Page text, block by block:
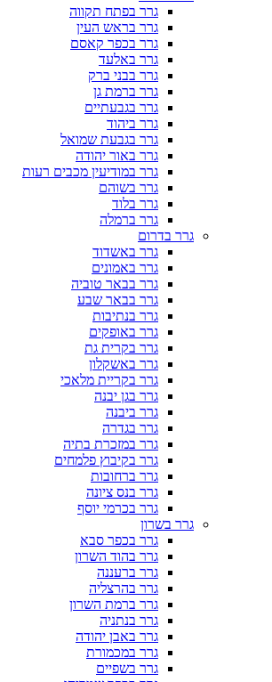
גרר בפתח תקווה
גרר בראש העין
גרר בכפר קאסם
גרר באלעד
גרר בבני ברק
גרר ברמת גן
גרר בגבעתיים
גרר ביהוד
גרר בגבעת שמואל
גרר באור יהודה
גרר במודיעין מכבים רעות
גרר בשוהם
גרר בלוד
גרר ברמלה
גרר בדרום
גרר באשדוד
גרר באמונים
גרר בבאר טוביה
גרר בבאר שבע
גרר בנתיבות
גרר באופקים
גרר בקרית גת
גרר באשקלון
גרר בקריית מלאכי
גרר בגן יבנה
גרר ביבנה
גרר בגדרה
גרר במזכרת בתיה
גרר בקיבוץ פלמחים
גרר ברחובות
גרר בנס ציונה
גרר בכרמי יוסף
גרר בשרון
גרר בכפר סבא
גרר בהוד השרון
גרר ברעננה
גרר בהרצליה
גרר ברמת השרון
גרר בנתניה
גרר באבן יהודה
גרר במכמורת
גרר בשפיים